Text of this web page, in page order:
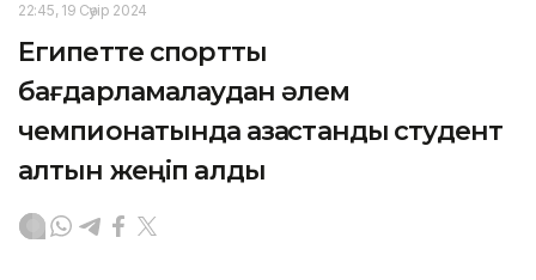
22:45, 19 Сәуір 2024
Египетте спорттық
бағдарламалаудан әлем
чемпионатында қазақстандық студент
алтын жеңіп алды